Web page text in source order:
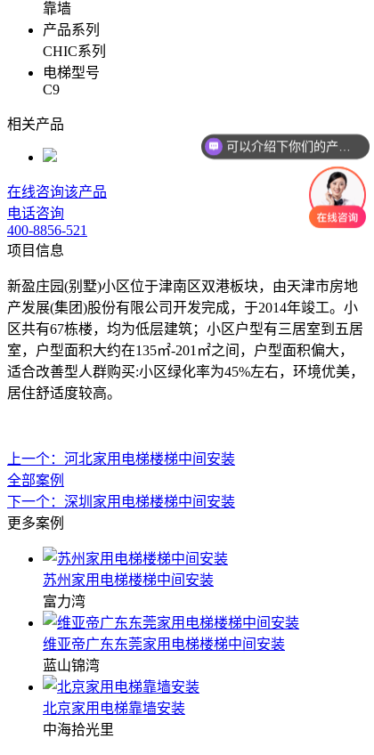
靠墙
产品系列
CHIC系列
电梯型号
C9
相关产品
在线咨询该产品
电话咨询
400-8856-521
项目信息
新盈庄园(别墅)小区位于津南区双港板块，由天津市房地
产发展(集团)股份有限公司开发完成，于2014年竣工。小
区共有67栋楼，均为低层建筑；小区户型有三居室到五居
室，户型面积大约在135㎡-201㎡之间，户型面积偏大，
适合改善型人群购买:小区绿化率为45%左右，环境优美，
居住舒适度较高。
上一个：河北家用电梯楼梯中间安装
全部案例
下一个：深圳家用电梯楼梯中间安装
更多案例
苏州家用电梯楼梯中间安装
富力湾
维亚帝广东东莞家用电梯楼梯中间安装
蓝山锦湾
北京家用电梯靠墙安装
中海拾光里
可以介绍下你们的产品么